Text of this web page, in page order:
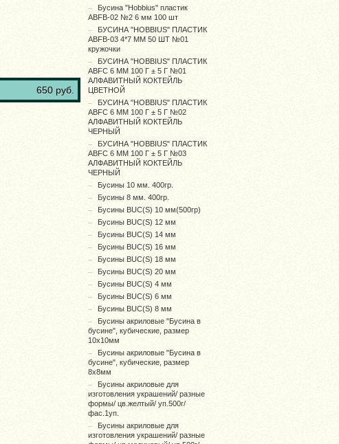
650 руб.
Бусина "Hobbius" пластик
ABFB-02 №2 6 мм 100 шт
БУСИНА "HOBBIUS" ПЛАСТИК
ABFB-03 4*7 ММ 50 ШТ №01
кружочки
БУСИНА "HOBBIUS" ПЛАСТИК
ABFC 6 ММ 100 Г ± 5 Г №01
АЛФАВИТНЫЙ КОКТЕЙЛЬ
ЦВЕТНОЙ
БУСИНА "HOBBIUS" ПЛАСТИК
ABFC 6 ММ 100 Г ± 5 Г №02
АЛФАВИТНЫЙ КОКТЕЙЛЬ
ЧЕРНЫЙ
БУСИНА "HOBBIUS" ПЛАСТИК
ABFC 6 ММ 100 Г ± 5 Г №03
АЛФАВИТНЫЙ КОКТЕЙЛЬ
ЧЕРНЫЙ
Бусины 10 мм. 400гр.
Бусины 8 мм. 400гр.
Бусины BUC(S) 10 мм(500гр)
Бусины BUC(S) 12 мм
Бусины BUC(S) 14 мм
Бусины BUC(S) 16 мм
Бусины BUC(S) 18 мм
Бусины BUC(S) 20 мм
Бусины BUC(S) 4 мм
Бусины BUC(S) 6 мм
Бусины BUC(S) 8 мм
Бусины акриловые "Бусина в
бусине", кубические, размер
10х10мм
Бусины акриловые "Бусина в
бусине", кубические, размер
8х8мм
Бусины акриловые для
изготовления украшений/ разные
формы/ цв.желтый/ уп.500г/
фас.1уп.
Бусины акриловые для
изготовления украшений/ разные